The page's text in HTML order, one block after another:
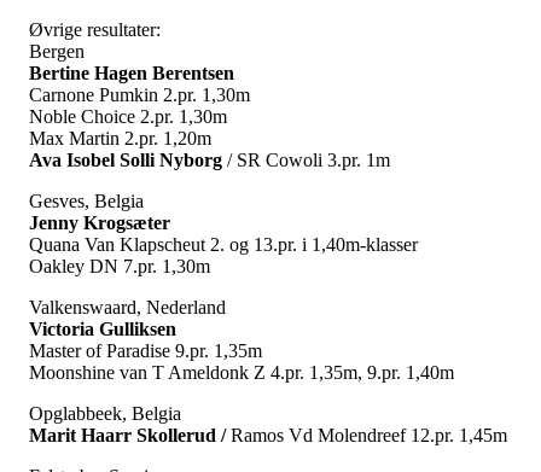
Øvrige resultater:
Bergen
Bertine Hagen Berentsen
Carnone Pumkin 2.pr. 1,30m
Noble Choice 2.pr. 1,30m
Max Martin 2.pr. 1,20m
Ava Isobel Solli Nyborg / SR Cowoli 3.pr. 1m
Gesves, Belgia
Jenny Krogsæter
Quana Van Klapscheut 2. og 13.pr. i 1,40m-klasser
Oakley DN 7.pr. 1,30m
Valkenswaard, Nederland
Victoria Gulliksen
Master of Paradise 9.pr. 1,35m
Moonshine van T Ameldonk Z 4.pr. 1,35m, 9.pr. 1,40m
Opglabbeek, Belgia
Marit Haarr Skollerud /Ramos Vd Molendreef 12.pr. 1,45m